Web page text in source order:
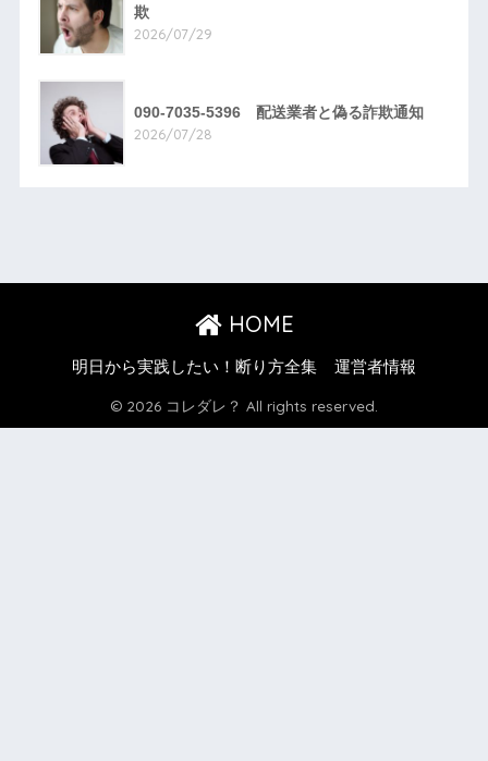
欺
2026/07/29
090-7035-5396 配送業者と偽る詐欺通知
2026/07/28
HOME
明日から実践したい！断り方全集 運営者情報
© 2026 コレダレ？ All rights reserved.